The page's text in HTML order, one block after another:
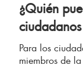
¿Quién
Para los
miembros de